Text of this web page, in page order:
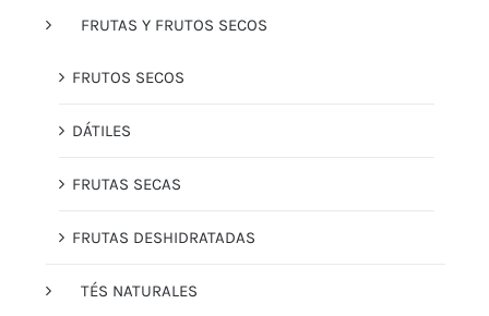
FRUTAS Y FRUTOS SECOS
FRUTOS SECOS
DÁTILES
FRUTAS SECAS
FRUTAS DESHIDRATADAS
TÉS NATURALES